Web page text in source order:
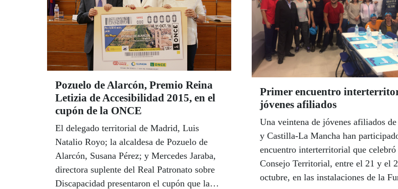
Pozuelo de Alarcón, Premio Reina
Letizia de Accesibilidad 2015, en el
cupón de la ONCE
El delegado territorial de Madrid, Luis
Natalio Royo; la alcaldesa de Pozuelo de
Alarcón, Susana Pérez; y Mercedes Jaraba,
directora suplente del Real Patronato sobre
Discapacidad presentaron el cupón que la
Primer encuentro
jóvenes afiliados
Una veintena de jóvenes afiliados
y Castilla-La Mancha han
encuentro interterritorial que celebró
Consejo Territorial, entre el 21 y el
octubre, en las instalaciones de la